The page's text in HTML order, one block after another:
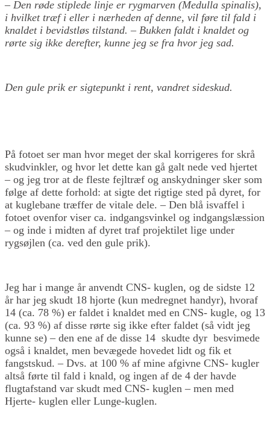
– Den røde stiplede linje er rygmarven (Medulla spinalis),
i hvilket træf i eller i nærheden af denne, vil føre til fald i
knaldet i bevidstløs tilstand. – Bukken faldt i knaldet og
rørte sig ikke derefter, kunne jeg se fra hvor jeg sad.
Den gule prik er sigtepunkt i rent, vandret sideskud.
På fotoet ser man hvor meget der skal korrigeres for skrå
skudvinkler, og hvor let dette kan gå galt nede ved hjertet
– og jeg tror at de fleste fejltræf og anskydninger sker som
følge af dette forhold: at sigte det rigtige sted på dyret, for
at kuglebane træffer de vitale dele. – Den blå isvaffel i
fotoet ovenfor viser ca. indgangsvinkel og indgangslæssion
– og inde i midten af dyret traf projektilet lige under
rygsøjlen (ca. ved den gule prik).
Jeg har i mange år anvendt CNS- kuglen, og de sidste 12
år har jeg skudt 18 hjorte (kun medregnet handyr), hvoraf
14 (ca. 78 %) er faldet i knaldet med en CNS- kugle, og 13
(ca. 93 %) af disse rørte sig ikke efter faldet (så vidt jeg
kunne se) – den ene af de disse 14 skudte dyr besvimede
også i knaldet, men bevægede hovedet lidt og fik et
fangstskud. – Dvs. at 100 % af mine afgivne CNS- kugler
altså førte til fald i knald, og ingen af de 4 der havde
flugtafstand var skudt med CNS- kuglen – men med
Hjerte- kuglen eller Lunge-kuglen.